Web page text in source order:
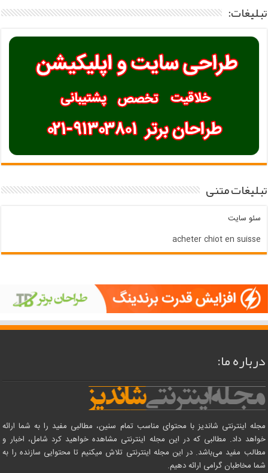
تبلیغات:
تبلیغات متنی
سئو سایت
acheter chiot en suisse
درباره ما:
مجله اینترنتی شاندیز با محتوای مناسب تمام سنین، مطالبی مفید را به شما ارائه
خواهد داد. مطالبی که در این مجله اینترنتی مشاهده خواهید کرد شامل، اخبار و
مطالب مفید می‌باشد. در این مجله اینترنتی تلاش میکنیم تا محتوایی سازنده را به
شما مخاطبان گرامی ارائه دهیم.